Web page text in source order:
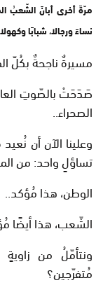
مرّةً أخرى أبانَ الشّعبُ
نساءً ورجالا، شبابًا
مسيرةٌ ناجحةٌ بكُلّ
صَدَحَتْ بالصّوتِ
الصحراء..
وعلينا الآن أن
تساؤلٍ واحد: من
الوطن، هذا مُؤكد..
الشّعب، هذا أيضًا
ونتأمّلُ من
مُتفرّجين؟